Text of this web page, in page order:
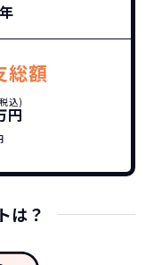
年
総額
円
込)
は？